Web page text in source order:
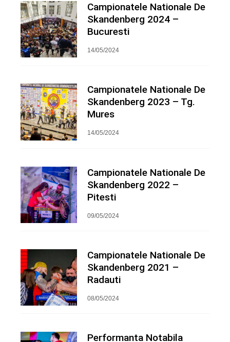
Campionatele Nationale De
Skandenberg 2024 –
Bucuresti
14/05/2024
Campionatele Nationale De
Skandenberg 2023 – Tg.
Mures
14/05/2024
Campionatele Nationale De
Skandenberg 2022 –
Pitesti
09/05/2024
Campionatele Nationale De
Skandenberg 2021 –
Radauti
08/05/2024
Performanta Notabila